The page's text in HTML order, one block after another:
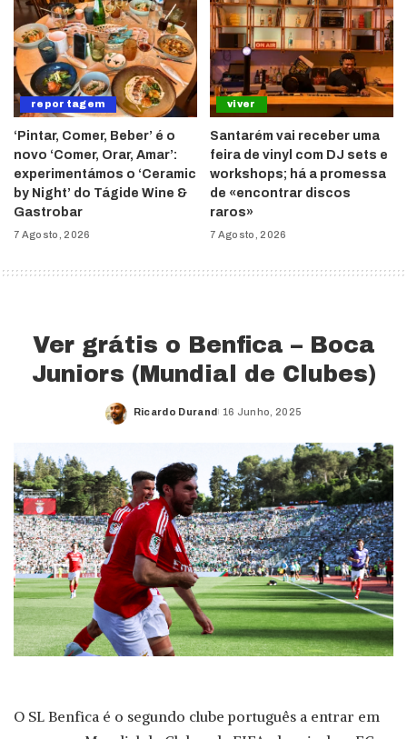
reportagem
‘Pintar, Comer, Beber’ é o
novo ‘Comer, Orar, Amar’:
experimentámos o ‘Ceramic
by Night’ do Tágide Wine &
Gastrobar
7 Agosto, 2026
viver
Santarém vai receber uma
feira de vinyl com DJ sets e
workshops; há a promessa
de «encontrar discos
raros»
7 Agosto, 2026
Ver grátis o Benfica – Boca
Juniors (Mundial de Clubes)
Posted
Ricardo Durand 16 Junho, 2025
O SL Benfica é o segundo clube português a entrar em